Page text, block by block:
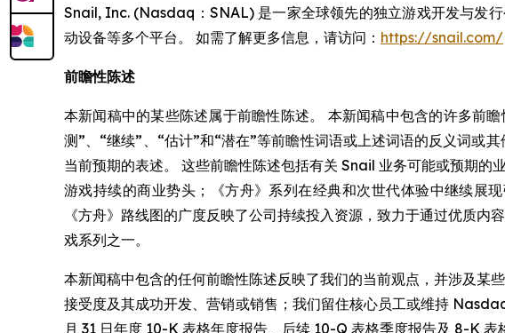
Snail, Inc. (Nasdaq：SNAL) 是一家全球领先的独立游戏开发与发
动设备等多个平台。 如需了解更多信息，请访问： https://snail.com/
前瞻性陈述
本新闻稿中的某些陈述属于前瞻性陈述。 本新闻稿中包含的许多前
测”、“继续”、“估计”和“潜在”等前瞻性词语或上述词语的反义词或
当前预期的表述。 这些前瞻性陈述包括有关 Snail 业务可能或预期的
游戏持续的商业势头；《方舟》系列在经典和次世代体验中继续展
《方舟》路线图的广度反映了公司持续投入资源，致力于通过优质
戏系列之一。
本新闻稿中包含的任何前瞻性陈述反映了我们的当前观点，并涉及某
接受度及其成功开发、营销或销售；我们留住核心员工或维持
月 31 日年度 10-K 表格年度报告、后续 10-Q 表格季度报告及 8-K